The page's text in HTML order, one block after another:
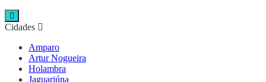
Cidades
Amparo
Artur Nogueira
Holambra
Jaguariúna